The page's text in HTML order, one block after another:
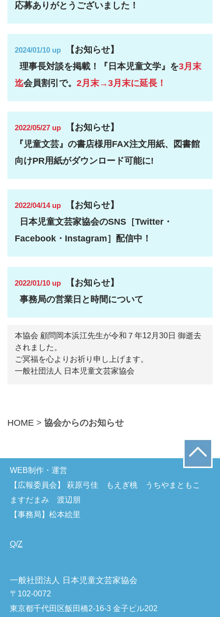
応募ありがとうございました！
2024/01/10 up 【お知らせ】
理事長対談を掲載！『日本児童文学』を3月末
迄会員割引で。 2月末→3月末に延長！
2022/05/27 up 【お知らせ】
『児童文芸』の書店様用FAX注文用紙、図書館
向けPR用紙がダウンロード可能に!
2022/04/14 up 【お知らせ】
日本児童文芸家協会のSNS［Twitter・
Facebook・Instagram］配信中！
2022/01/10 up 【お知らせ】
事務局の営業日と時間について
本協会 顧問岡本浜江先生が令和７年12月30日 御逝去
されました。
ご冥福を心よりお祈り申し上げます。
一般社団法人 日本児童文芸家協会
HOME > 協会からのお知らせ
WEB制作・運営
【広報委員会】 萩原弓佳 もえぎ桃 うちやまともこ
ますだまみ 渡辺朋
【事務局】松本絵里
Q/Z
一般社団法人 日本児童文芸家協会
〒102-0072
東京都千代田区飯田橋2-16-3 金子ビル202